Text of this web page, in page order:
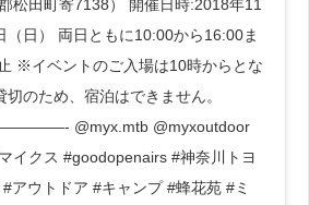
松田町寄7138） 開催日時:2018年11
（日） 両日ともに10:00から16:00ま
※イベントのご入場は10時からとな
のため、宿泊はできません。
@myx.mtb @myxoutdoor
イクス #goodopenairs #神奈川トヨ
アウトドア #キャンプ #蜂花苑 #ミ